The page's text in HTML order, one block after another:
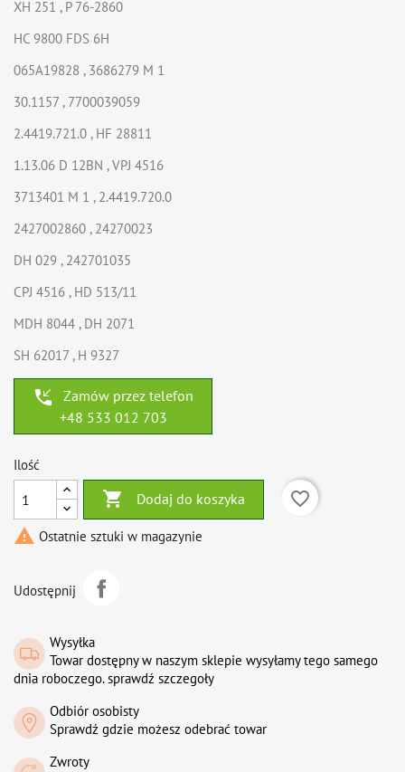
XH 251 , P 76-2860
HC 9800 FDS 6H
065A19828 , 3686279 M 1
30.1157 , 7700039059
2.4419.721.0 , HF 28811
1.13.06 D 12BN , VPJ 4516
3713401 M 1 , 2.4419.720.0
2427002860 , 24270023
DH 029 , 242701035
CPJ 4516 , HD 513/11
MDH 8044 , DH 2071
SH 62017 , H 9327
phone_callback
Zamów przez telefon
+48 533 012 703
Ilość
 Dodaj do koszyka
favorite_border
 Ostatnie sztuki w magazynie
Udostępnij
Wysyłka
Towar dostępny w naszym sklepie wysyłamy tego samego
dnia roboczego. sprawdź szczegoły
Odbiór osobisty
Sprawdź gdzie możesz odebrać towar
Zwroty